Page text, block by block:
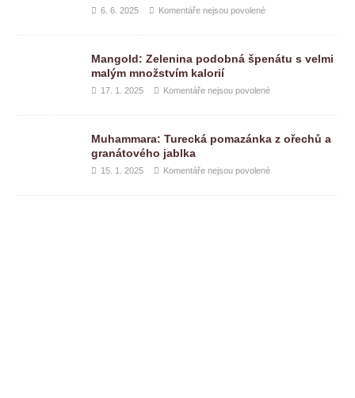
6. 6. 2025 Komentáře nejsou povolené
Mangold: Zelenina podobná špenátu s velmi
malým množstvím kalorií
17. 1. 2025 Komentáře nejsou povolené
Muhammara: Turecká pomazánka z ořechů a
granátového jablka
15. 1. 2025 Komentáře nejsou povolené